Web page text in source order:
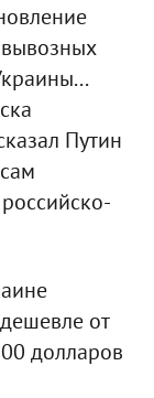
Путин
от
долларов